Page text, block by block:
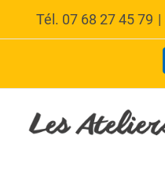
Tél. 07 68 27 45 79 |